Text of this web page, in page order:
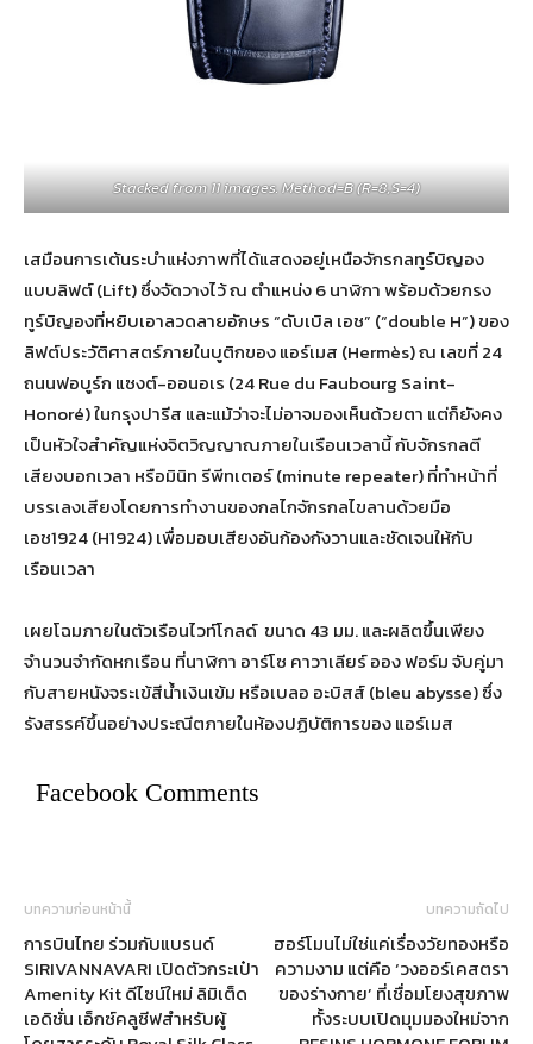
Stacked from 11 images. Method=B (R=8,S=4)
เสมือนการเต้นระบำแห่งภาพที่ได้แสดงอยู่เหนือจักรกลทูร์บิญอง
แบบลิฟต์ (Lift) ซึ่งจัดวางไว้ ณ ตำแหน่ง 6 นาฬิกา พร้อมด้วยกรง
ทูร์บิญองที่หยิบเอาลวดลายอักษร “ดับเบิล เอช” (“double H”) ของ
ลิฟต์ประวัติศาสตร์ภายในบูติกของ แอร์เมส (Hermès) ณ เลขที่ 24
ถนนฟอบูร์ก แซงต์-ออนอเร (24 Rue du Faubourg Saint-
Honoré) ในกรุงปารีส และแม้ว่าจะไม่อาจมองเห็นด้วยตา แต่ก็ยังคง
เป็นหัวใจสำคัญแห่งจิตวิญญาณภายในเรือนเวลานี้ กับจักรกลตี
เสียงบอกเวลา หรือมินิท รีพีทเตอร์ (minute repeater) ที่ทำหน้าที่
บรรเลงเสียงโดยการทำงานของกลไกจักรกลไขลานด้วยมือ
เอช1924 (H1924) เพื่อมอบเสียงอันก้องกังวานและชัดเจนให้กับ
เรือนเวลา
เผยโฉมภายในตัวเรือนไวท์โกลด์ ขนาด 43 มม. และผลิตขึ้นเพียง
จำนวนจำกัดหกเรือน ที่นาฬิกา อาร์โซ คาวาเลียร์ ออง ฟอร์ม จับคู่มา
กับสายหนังจระเข้สีน้ำเงินเข้ม หรือเบลอ อะบิสส์ (bleu abysse) ซึ่ง
รังสรรค์ขึ้นอย่างประณีตภายในห้องปฏิบัติการของ แอร์เมส
Facebook Comments
บทความก่อนหน้านี้
การบินไทย ร่วมกับแบรนด์
SIRIVANNAVARI เปิดตัวกระเป๋า
Amenity Kit ดีไซน์ใหม่ ลิมิเต็ด
เอดิชั่น เอ็กซ์คลูซีฟสำหรับผู้
บทความถัดไป
ฮอร์โมนไม่ใช่แค่เรื่องวัยทองหรือ
ความงาม แต่คือ ‘วงออร์เคสตรา
ของร่างกาย’ ที่เชื่อมโยงสุขภาพ
ทั้งระบบเปิดมุมมองใหม่จาก